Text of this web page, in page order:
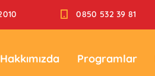
0850 532 39 81
Hakkımızda Programlar